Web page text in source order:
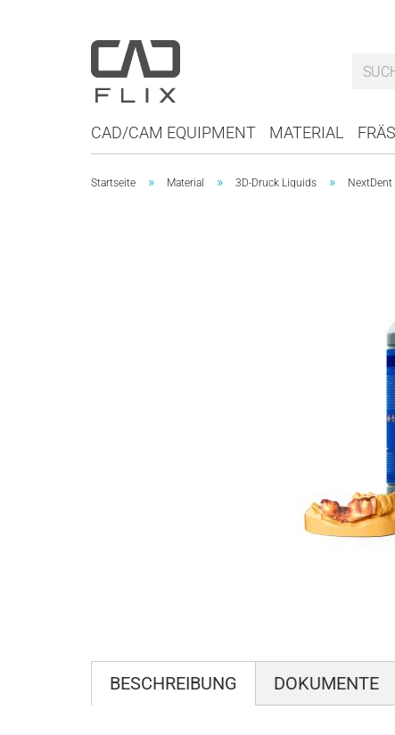
CAD/CAM EQUIPMENT MATERIAL
Startseite » Material » 3D-Druck Liquids » NextDent
BESCHREIBUNG DOKUMENTE